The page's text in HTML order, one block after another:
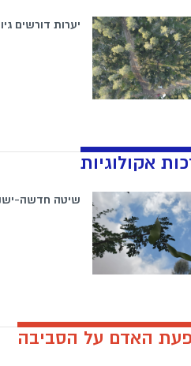
יערות דורשים
אקולוגיות
שיטה חדשה-
האדם על הסביבה